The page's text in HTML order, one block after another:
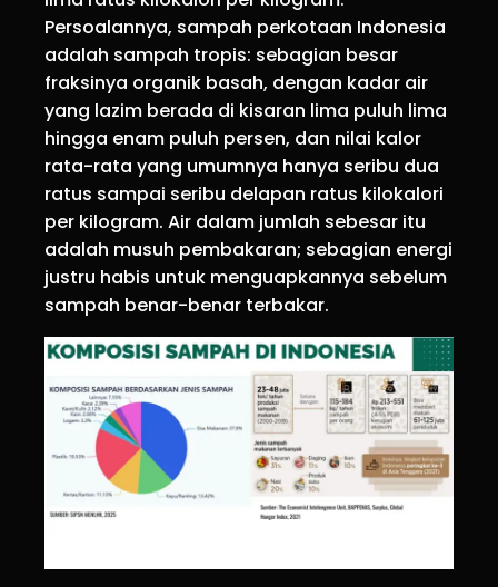
Persoalannya, sampah perkotaan Indonesia
adalah sampah tropis: sebagian besar
fraksinya organik basah, dengan kadar air
yang lazim berada di kisaran lima puluh lima
hingga enam puluh persen, dan nilai kalor
rata-rata yang umumnya hanya seribu dua
ratus sampai seribu delapan ratus kilokalori
per kilogram. Air dalam jumlah sebesar itu
adalah musuh pembakaran; sebagian energi
justru habis untuk menguapkannya sebelum
sampah benar-benar terbakar.